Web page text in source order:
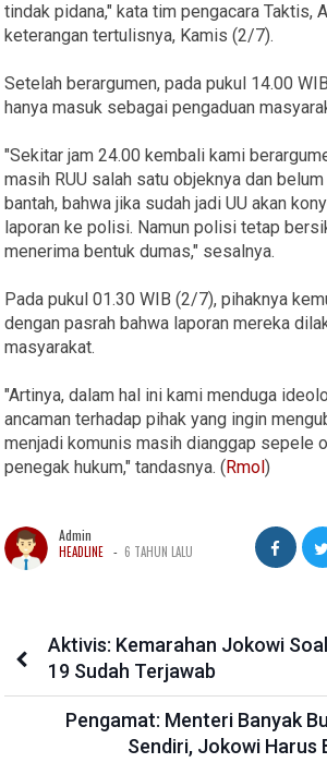
tindak pidana," kata tim pengacara Taktis,
keterangan tertulisnya, Kamis (2/7).
Setelah berargumen, pada pukul 14.00
hanya masuk sebagai pengaduan
"Sekitar jam 24.00 kembali kami
masih RUU salah satu objeknya dan
bantah, bahwa jika sudah jadi UU akan
laporan ke polisi. Namun polisi tetap
menerima bentuk dumas," sesalnya.
Pada pukul 01.30 WIB (2/7), pihaknya
dengan pasrah bahwa laporan mereka
masyarakat.
"Artinya, dalam hal ini kami menduga
ancaman terhadap pihak yang ingin
menjadi komunis masih dianggap sepele
penegak hukum," tandasnya. ( Rmol)
Admin
HEADLINE - 6 TAHUN LALU
Aktivis: Kemarahan Jokowi
19 Sudah Terjawab
Pengamat: Menteri Banyak
Sendiri, Jokowi Harus